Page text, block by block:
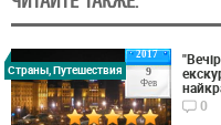
2017
9
Фев
Страны, Путешествия
0